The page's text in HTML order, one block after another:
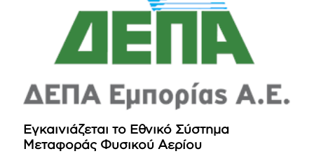
Εγκαινιάζεται το Εθνικό Σύστημα
Μεταφοράς Φυσικού Αερίου